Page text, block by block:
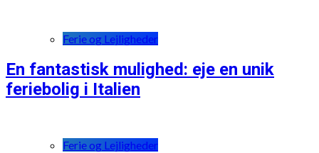
Ferie og Lejligheder
En fantastisk mulighed: eje en unik
feriebolig i Italien
Ferie og Lejligheder